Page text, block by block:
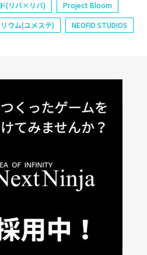
(リバ×リバ)
Project Bloom
ウム(ユメステ)
NEOFID STUDIOS